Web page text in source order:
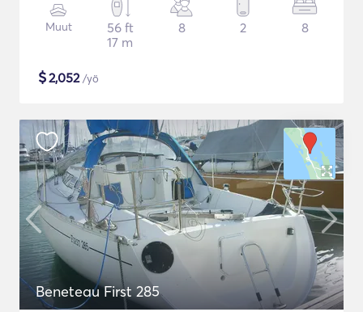
Muut
56 ft
17 m
8 2 8
$2,052/yö
Beneteau First 285